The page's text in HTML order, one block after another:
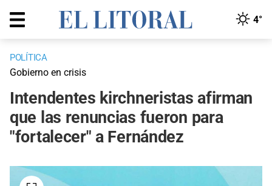
4°
POLÍTICA
Gobierno en crisis
Intendentes kirchneristas afirman
que las renuncias fueron para
"fortalecer" a Fernández